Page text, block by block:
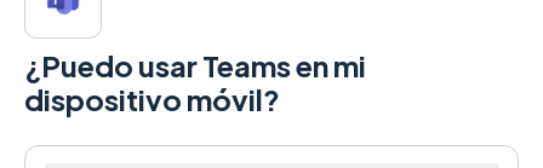
¿Puedo usar Teams en mi
dispositivo móvil?